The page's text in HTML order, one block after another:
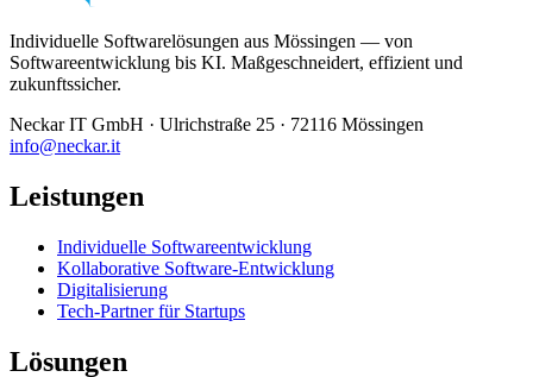
Individuelle Softwarelösungen aus Mössingen — von
Softwareentwicklung bis KI. Maßgeschneidert, effizient und
zukunftssicher.
Neckar IT GmbH · Ulrichstraße 25 · 72116 Mössingen
info@neckar.it
Leistungen
Individuelle Softwareentwicklung
Kollaborative Software-Entwicklung
Digitalisierung
Tech-Partner für Startups
Lösungen